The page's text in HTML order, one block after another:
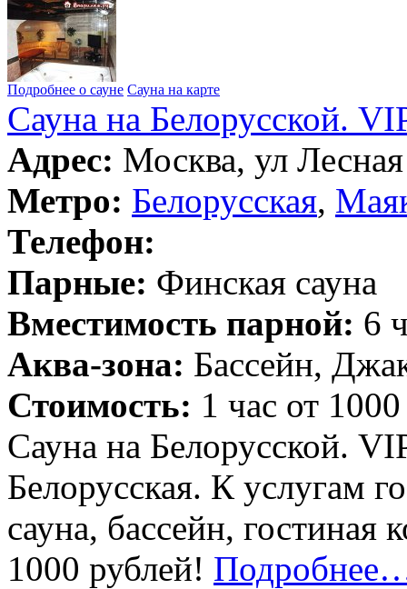
Подробнее о сауне Сауна на карте
Сауна на Белорусской.
Адрес: Москва, ул
Метро: Белорусская,
Телефон:
Парные: Финская сауна
Вместимость парной: 6
Аква-зона: Бассейн,
Стоимость: 1 час от
Сауна на Белорусской.
Белорусская. К услугам
сауна, бассейн, гостиная
1000 рублей!